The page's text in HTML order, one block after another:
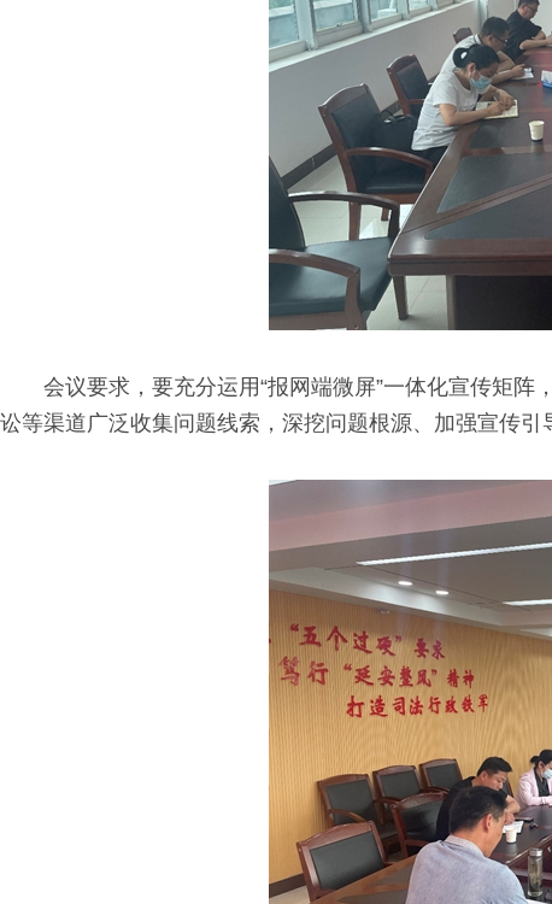
会议要求，要充分运用“报网端微屏”一体化宣传矩
讼等渠道广泛收集问题线索，深挖问题根源、加强宣传